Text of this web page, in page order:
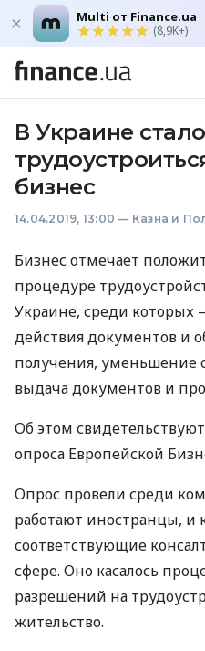
Multi от Finance.ua
(8,9K+)
В Украине
бизнес
14.04.2019, 13:00 — Казна и
Бизнес отмечает
процедуре
Украине, среди которых
действия документов и
получения, уменьшение
выдача документов и
Об этом
опроса Европейской
Опрос провели среди
работают иностранцы, и
соответствующие
сфере. Оно касалось
разрешений на
жительство.